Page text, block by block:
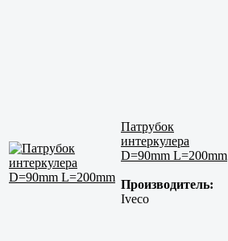
Патрубок
интеркулера
D=90mm L=200mm
Производитель:
Iveco